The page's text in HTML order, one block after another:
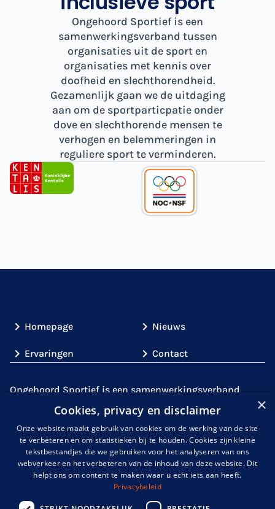
Ongehoord Sportief is een
samenwerkingsverband tussen
organisaties uit de sport en
organisaties met kennis over
doofheid en slechthorendheid.
Gezamenlijk gaan we de uitdaging
aan om de sportparticpatie onder
dove en slechthorende mensen te
verhogen en belemmeringen in
reguliere sport te verminderen.
Homepage
Ervaringen
Nieuws
Contact
Ongehoord Sportief is een samenwerkingsverband
tussen partijen uit de sport (
Gehandicaptensport
KNDSB NOC*NSF
expertise over doof- en slechthorendheid,
zoalsKentalis. Gezamenlijk gaan wij de uitdaging aan
om de sportparticipatie onder mensen met een
auditieve handicap te verhogen en de belemmeringen
×
Cookies, privacy en disclaimer
Onze website maakt gebruik van cookies om de werking van de site
te verbeteren en om statistieken bij te houden. Cookies zijn kleine
tekstbestandjes die we gebruiken voor het analyseren van ons
webverkeer en het verbeteren van de inhoud van deze website. Dit
helpt ons om content te maken waar u echt iets aan heeft.
Privacybeleid